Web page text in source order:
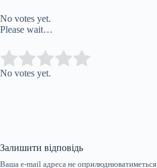
No votes yet.
Please wait…
Rate this item:
No votes yet.
Залишити відповідь
Ваша e-mail адреса не оприлюднюватиметься.